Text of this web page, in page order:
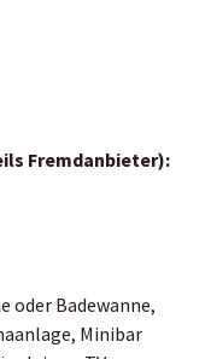
Fremdanbieter):
oder Badewanne,
Minibar